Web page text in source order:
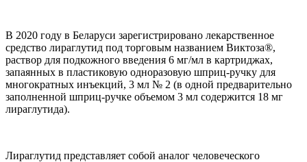
В 2020 году в Беларуси зарегистрировано лекарственное
средство лираглутид под торговым названием Виктоза®,
раствор для подкожного введения 6 мг/мл в картриджах,
запаянных в пластиковую одноразовую шприц-ручку для
многократных инъекций, 3 мл № 2 (в одной предварительно
заполненной шприц-ручке объемом 3 мл содержится 18 мг
лираглутида).
Лираглутид представляет собой аналог человеческого